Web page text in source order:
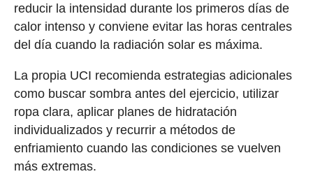
reducir la intensidad durante los primeros días de
calor intenso y conviene evitar las horas centrales
del día cuando la radiación solar es máxima.
La propia UCI recomienda estrategias adicionales
como buscar sombra antes del ejercicio, utilizar
ropa clara, aplicar planes de hidratación
individualizados y recurrir a métodos de
enfriamiento cuando las condiciones se vuelven
más extremas.